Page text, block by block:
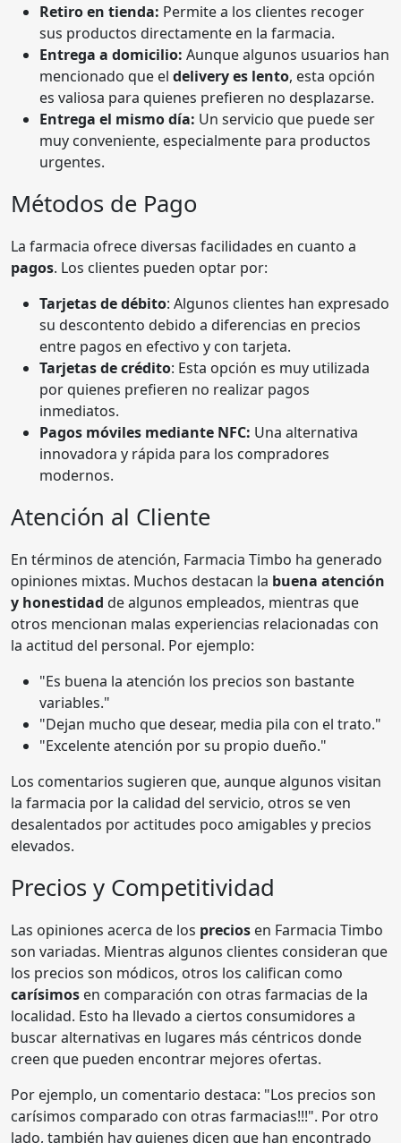
Retiro en tienda: Permite a los clientes recoger
sus productos directamente en la farmacia.
Entrega a domicilio: Aunque algunos usuarios han
mencionado que el delivery es lento, esta opción
es valiosa para quienes prefieren no desplazarse.
Entrega el mismo día: Un servicio que puede ser
muy conveniente, especialmente para productos
urgentes.
Métodos de Pago
La farmacia ofrece diversas facilidades en cuanto a
pagos. Los clientes pueden optar por:
Tarjetas de débito: Algunos clientes han expresado
su descontento debido a diferencias en precios
entre pagos en efectivo y con tarjeta.
Tarjetas de crédito: Esta opción es muy utilizada
por quienes prefieren no realizar pagos
inmediatos.
Pagos móviles mediante NFC: Una alternativa
innovadora y rápida para los compradores
modernos.
Atención al Cliente
En términos de atención, Farmacia Timbo ha generado
opiniones mixtas. Muchos destacan la buena atención
y honestidad de algunos empleados, mientras que
otros mencionan malas experiencias relacionadas con
la actitud del personal. Por ejemplo:
"Es buena la atención los precios son bastante
variables."
"Dejan mucho que desear, media pila con el trato."
"Excelente atención por su propio dueño."
Los comentarios sugieren que, aunque algunos visitan
la farmacia por la calidad del servicio, otros se ven
desalentados por actitudes poco amigables y precios
elevados.
Precios y Competitividad
Las opiniones acerca de los precios en Farmacia Timbo
son variadas. Mientras algunos clientes consideran que
los precios son módicos, otros los califican como
carísimos en comparación con otras farmacias de la
localidad. Esto ha llevado a ciertos consumidores a
buscar alternativas en lugares más céntricos donde
creen que pueden encontrar mejores ofertas.
Por ejemplo, un comentario destaca: "Los precios son
carísimos comparado con otras farmacias!!!". Por otro
lado, también hay quienes dicen que han encontrado